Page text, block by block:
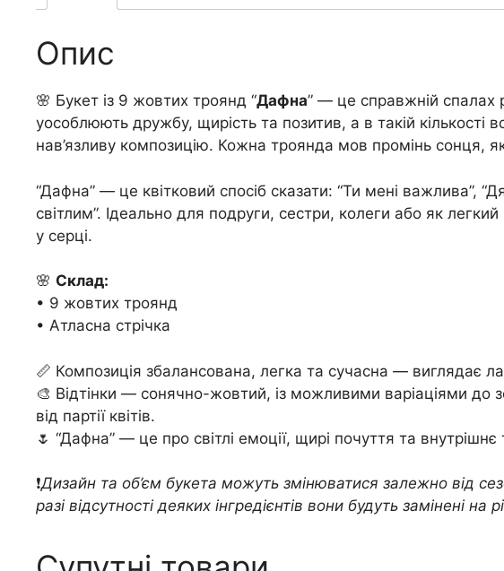
Опис
🌸 Букет із 9 жовтих троянд “Дафна” — це справжній спалах
уособлюють дружбу, щирість та позитив, а в такій кількості
нав’язливу композицію. Кожна троянда мов промінь сонця,
“Дафна” — це квітковий спосіб сказати: “Ти мені важлива”,
світлим”. Ідеально для подруги, сестри, колеги або як
у серці.
🌸 Склад:
• 9 жовтих троянд
• Атласна стрічка
📏 Композиція збалансована, легка та сучасна — виглядає
🎨 Відтінки — сонячно-жовтий, із можливими варіаціями до
від партії квітів.
🌷 “Дафна” — це про світлі емоції, щирі почуття та внутрішнє
❗️Дизайн та об’єм букета можуть змінюватися залежно від
разі відсутності деяких інгредієнтів вони будуть замінені на